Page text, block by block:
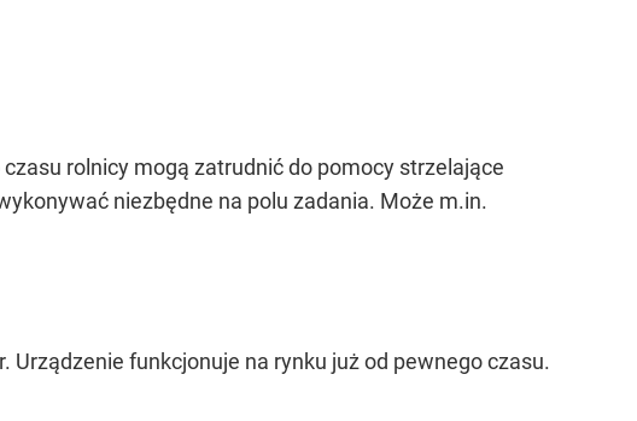
rolnicy mogą zatrudnić do pomocy strzelające
niezbędne na polu zadania. Może m.in.
funkcjonuje na rynku już od pewnego czasu.